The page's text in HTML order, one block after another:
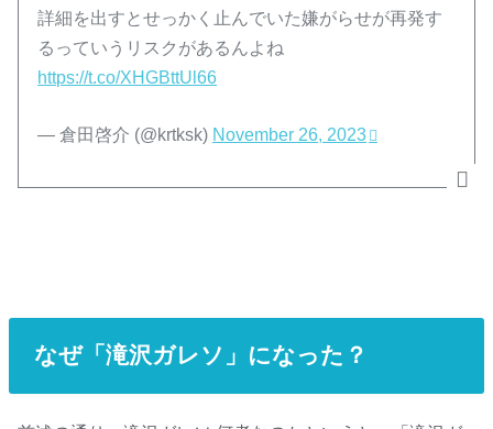
詳細を出すとせっかく止んでいた嫌がらせが再発す
るっていうリスクがあるんよね
https://t.co/XHGBttUl66
— 倉田啓介 (@krtksk) November 26, 2023
なぜ「滝沢ガレソ」になった？